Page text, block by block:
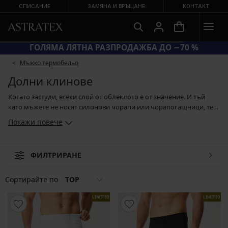
СПИСАНИЕ ЗАМЯНА И ВРЪЩАНЕ КОНТАКТ
ГОЛЯМА ЛЯТНА РАЗПРОДАЖБА ДО −70 %
Мъжко термобельо
Долни клинове
Когато застуди, всеки слой от облеклото е от значение. И тъй
като мъжете не носят силонови чорапи или чорапогащници, те
кройка те приличат на клинове, но ще ги оцените най-вече под
студа и по време на спорт, изберете функционален клин. Той
Покажи повече
ФИЛТРИРАНЕ
Сортирайте по TOP
LIMITED LIMITED